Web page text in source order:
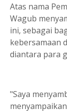
Atas nama
Wagub
ini, sebagai
kebersamaan
diantara para
"Saya